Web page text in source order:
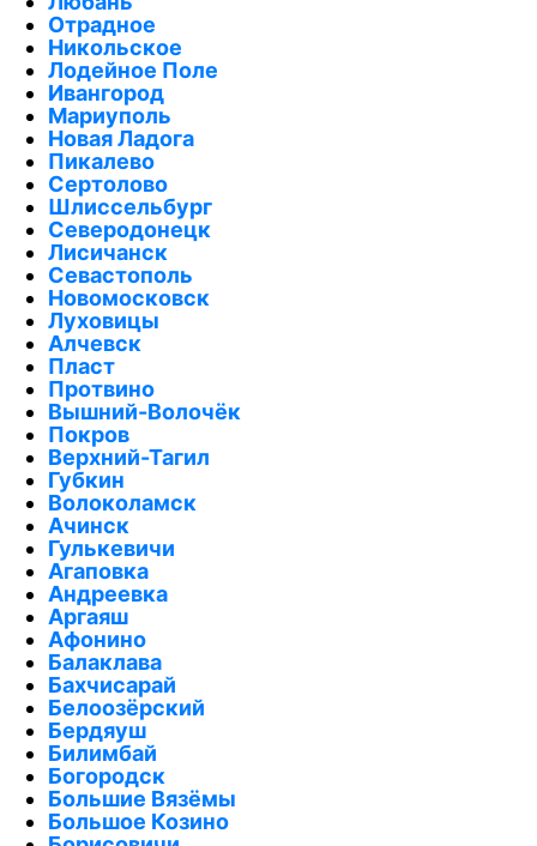
Отрадное
Никольское
Лодейное Поле
Ивангород
Мариуполь
Новая Ладога
Пикалево
Сертолово
Шлиссельбург
Северодонецк
Лисичанск
Севастополь
Новомосковск
Луховицы
Алчевск
Пласт
Протвино
Вышний-Волочёк
Покров
Верхний-Тагил
Губкин
Волоколамск
Ачинск
Гулькевичи
Агаповка
Андреевка
Аргаяш
Афонино
Балаклава
Бахчисарай
Белоозёрский
Бердяуш
Билимбай
Богородск
Большие Вязёмы
Большое Козино